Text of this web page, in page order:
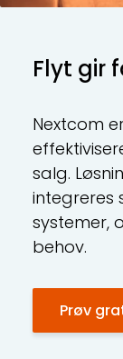
Flyt gir
Nextcom
salg.
integreres
systemer,
behov.
Prøv